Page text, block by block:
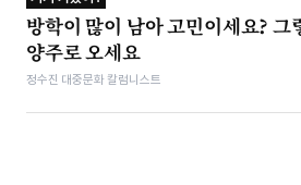
방학이 많이 남아 고민이세요? 그
양주로 오세요
정수진 대중문화 칼럼니스트